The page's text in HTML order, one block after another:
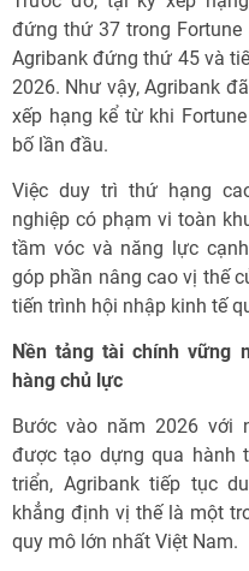
đứng thứ 37 trong Fortune
Agribank đứng thứ 45 và
2026. Như vậy, Agribank
xếp hạng kể từ khi
bố lần đầu.
Việc duy trì thứ hạng
nghiệp có phạm vi toàn
tầm vóc và năng lực
góp phần nâng cao vị thế
tiến trình hội nhập kinh tế
Nền tảng tài chính vững
hàng chủ lực
Bước vào năm 2026 với
được tạo dựng qua hành
triển, Agribank tiếp tục
khẳng định vị thế là một
quy mô lớn nhất Việt Nam.